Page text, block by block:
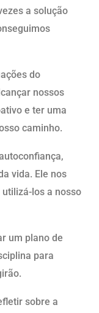
a solução
do
nossos
e ter uma
caminho.
vida. Ele nos
los a nosso
um plano de
para
sobre a